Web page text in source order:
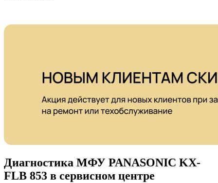
Диагностика МФУ PANASONIC KX-
FLB 853 в сервисном центре